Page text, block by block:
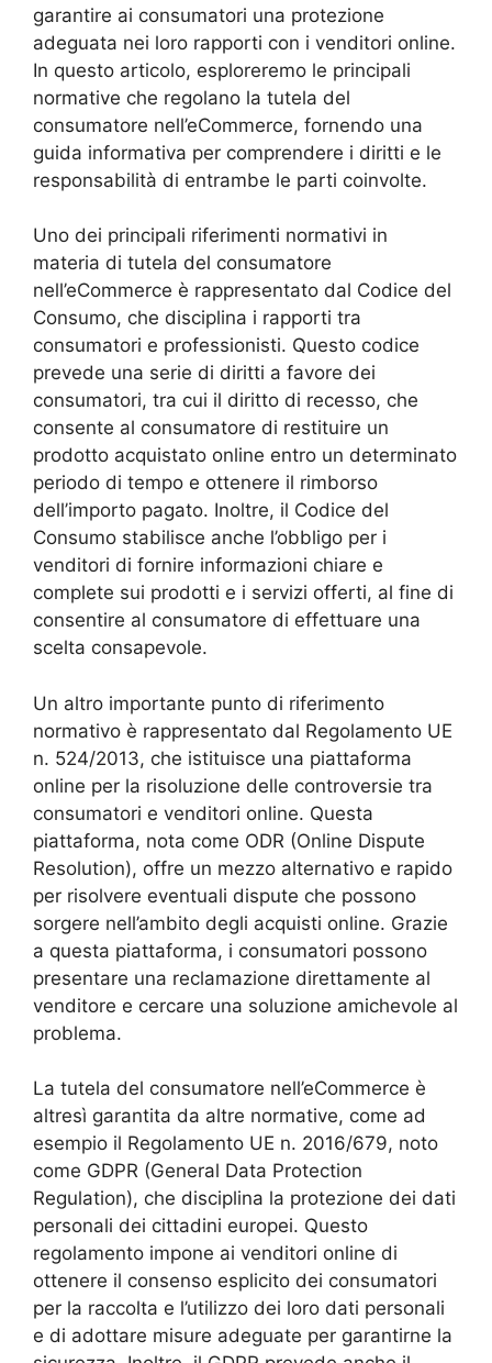
garantire ai consumatori una protezione
adeguata nei loro rapporti con i venditori online.
In questo articolo, esploreremo le principali
normative che regolano la tutela del
consumatore nell’eCommerce, fornendo una
guida informativa per comprendere i diritti e le
responsabilità di entrambe le parti coinvolte.
Uno dei principali riferimenti normativi in
materia di tutela del consumatore
nell’eCommerce è rappresentato dal Codice del
Consumo, che disciplina i rapporti tra
consumatori e professionisti. Questo codice
prevede una serie di diritti a favore dei
consumatori, tra cui il diritto di recesso, che
consente al consumatore di restituire un
prodotto acquistato online entro un determinato
periodo di tempo e ottenere il rimborso
dell’importo pagato. Inoltre, il Codice del
Consumo stabilisce anche l’obbligo per i
venditori di fornire informazioni chiare e
complete sui prodotti e i servizi offerti, al fine di
consentire al consumatore di effettuare una
scelta consapevole.
Un altro importante punto di riferimento
normativo è rappresentato dal Regolamento UE
n. 524/2013, che istituisce una piattaforma
online per la risoluzione delle controversie tra
consumatori e venditori online. Questa
piattaforma, nota come ODR (Online Dispute
Resolution), offre un mezzo alternativo e rapido
per risolvere eventuali dispute che possono
sorgere nell’ambito degli acquisti online. Grazie
a questa piattaforma, i consumatori possono
presentare una reclamazione direttamente al
venditore e cercare una soluzione amichevole al
problema.
La tutela del consumatore nell’eCommerce è
altresì garantita da altre normative, come ad
esempio il Regolamento UE n. 2016/679, noto
come GDPR (General Data Protection
Regulation), che disciplina la protezione dei dati
personali dei cittadini europei. Questo
regolamento impone ai venditori online di
ottenere il consenso esplicito dei consumatori
per la raccolta e l’utilizzo dei loro dati personali
e di adottare misure adeguate per garantirne la